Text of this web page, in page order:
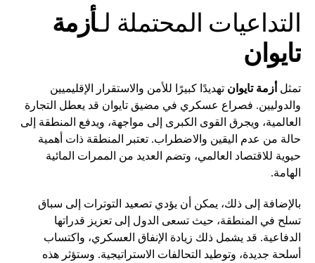
التداعيات المحتملة لـأزمة
تايوان
تمثل أزمة تايوان تهديدًا كبيرًا للأمن والاستقرار الإقليميين
والدوليين. فصراع عسكري في مضيق تايوان قد يعطل التجارة
العالمية، ويجرق القوى الكبرى إلى مواجهة، ويدفع المنطقة إلى
حالة من عدم اليقين والاضطراب. تعتبر المنطقة ذات أهمية
حيوية للاقتصاد العالمي، وتضم العديد من الممرات المائية
الهامة.
بالإضافة إلى ذلك، يمكن أن يؤدي تصعيد التوترات إلى سباق
تسلح في المنطقة، حيث تسعى الدول إلى تعزيز قدراتها
الدفاعية. قد يشمل ذلك زيادة الإنفاق العسكري، واكتساب
أسلحة جديدة، وتوطيد التحالفات الاستراتيجية. وستؤثر هذه